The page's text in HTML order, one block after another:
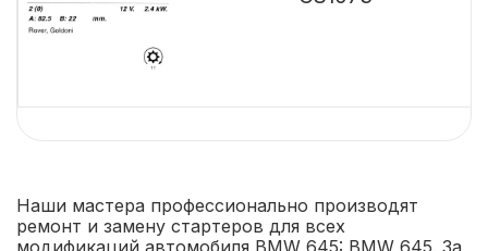
Наши мастера профессионально производят
ремонт и замену стартеров для всех
модификаций автомобиля BMW 645: BMW 645. За